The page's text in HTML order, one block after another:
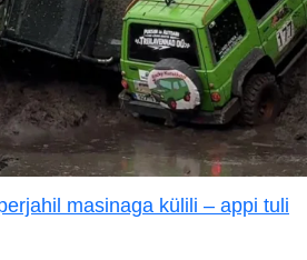
masinaga külili – appi tuli